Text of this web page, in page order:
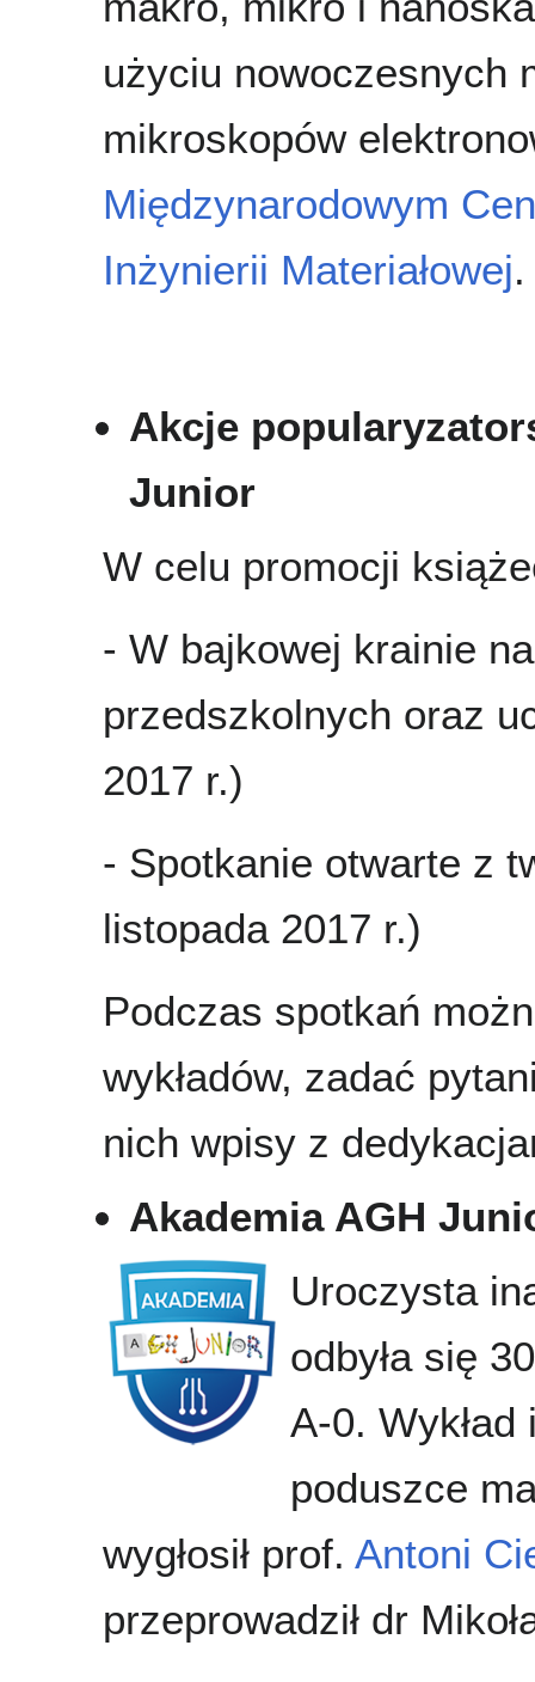
użyciu nowoczesnych
mikroskopów
Międzynarodowym
Inżynierii Materiałowej.
Akcje
Junior
W celu promocji
- W bajkowej krainie
przedszkolnych oraz
2017 r.)
- Spotkanie otwarte z
listopada 2017 r.)
Podczas spotkań
wykładów, zadać
nich wpisy z
Akademia AGH
Uroczysta
odbyła się
A-0.
poduszce
wygłosił prof. Antoni
przeprowadził dr